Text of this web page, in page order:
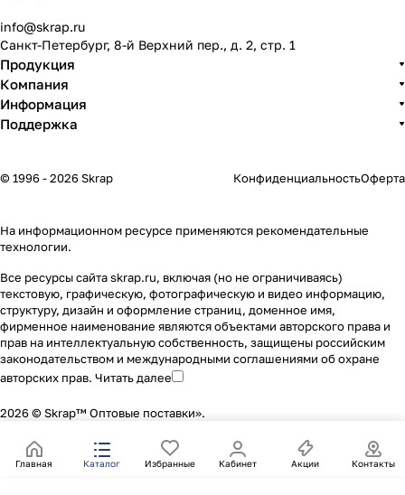
info@skrap.ru
Санкт-Петербург, 8-й Верхний пер., д. 2, стр. 1
Продукция
Компания
Информация
Поддержка
© 1996 - 2026 Skrap КонфиденциальностьОферта
На информационном ресурсе применяются рекомендательные
технологии.
Все ресурсы сайта skrap.ru, включая (но не ограничиваясь)
текстовую, графическую, фотографическую и видео информацию,
структуру, дизайн и оформление страниц, доменное имя,
фирменное наименование являются объектами авторского права и
прав на интеллектуальную собственность, защищены российским
законодательством и международными соглашениями об охране
авторских прав. Читать далее
2026 © Skrap™ Оптовые поставки».
Главная Каталог Избранные Кабинет Акции Контакты